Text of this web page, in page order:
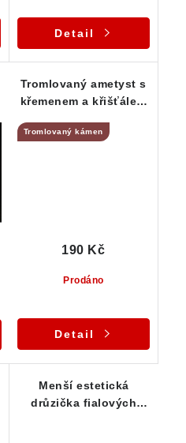
Detail
Tromlovaný ametyst s
křemenem a křišťálem
Tromlovaný kámen
Prodáno
190 Kč
Detail
Menší estetická
drůzička fialových